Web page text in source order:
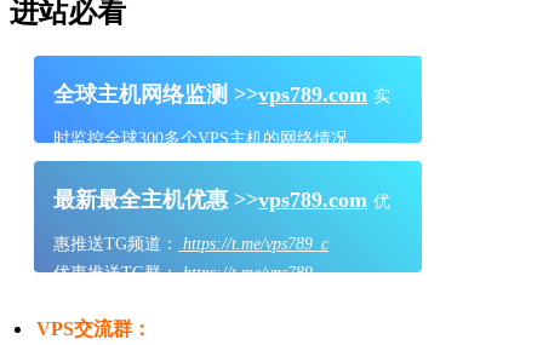
进站必看
全球主机网络监测 >>vps789.com 实
时监控全球300多个VPS主机的网络情况
最新最全主机优惠 >>vps789.com 优
惠推送TG频道：
https://t.me/vps789_c
优惠推送TG群：https://t.me/vps789
VPS交流群：